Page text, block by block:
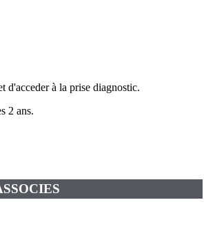
d'acceder à la prise diagnostic.
2 ans.